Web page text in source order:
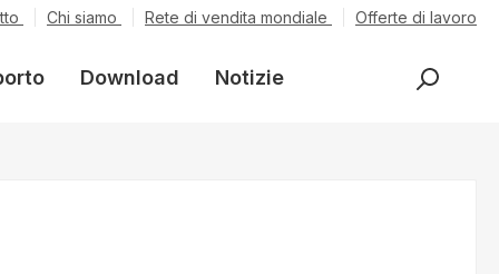
Chi siamo Rete di vendita mondiale Offerte di lavoro
Download Notizie